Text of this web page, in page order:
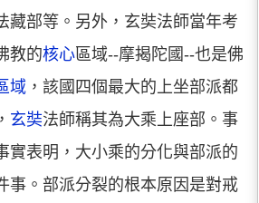
藏部等。另外，玄奘法師當年考
教的核心區域--摩揭陀國--也是佛
域 ，該國四個最大的上坐部派都
玄奘法師稱其為大乘上座部。事
實表明，大小乘的分化與部派的
事。部派分裂的根本原因是對戒